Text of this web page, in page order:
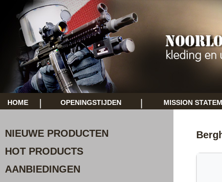
HOME OPENINGSTIJDEN MISSION
NIEUWE PRODUCTEN
HOT PRODUCTS
AANBIEDINGEN